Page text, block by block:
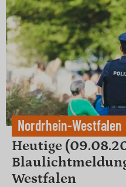
Nordrhein-Westfalen
Heutige
Westfalen